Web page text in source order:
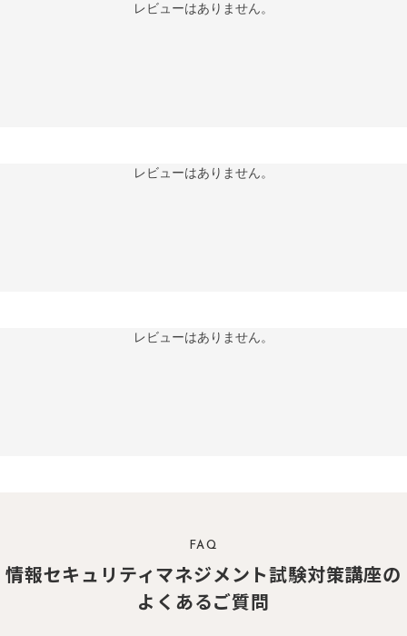
レビューはありません。
レビューはありません。
レビューはありません。
FAQ
情報セキュリティマネジメント試験対策講座の
よくあるご質問